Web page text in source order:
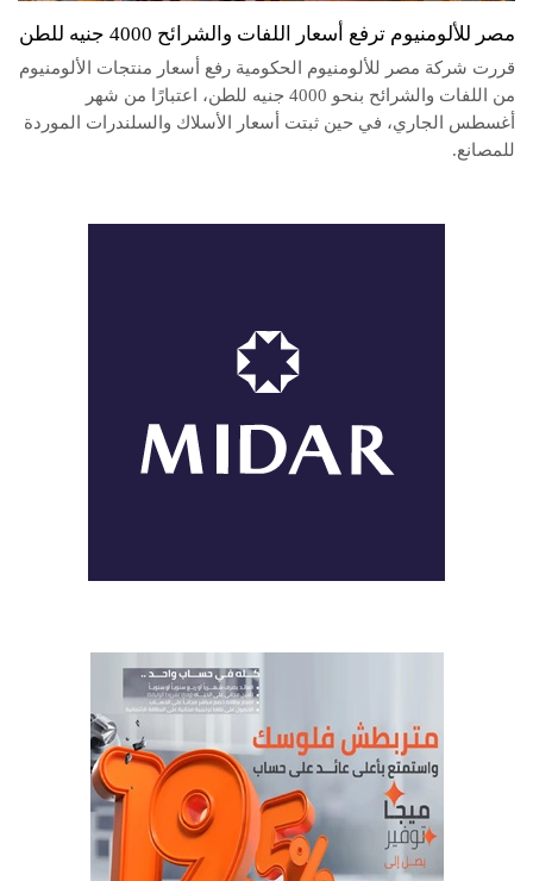
مصر للألومنيوم ترفع أسعار اللفات والشرائح 4000 جنيه للطن
قررت شركة مصر للألومنيوم الحكومية رفع أسعار منتجات الألومنيوم
من اللفات والشرائح بنحو 4000 جنيه للطن، اعتبارًا من شهر
أغسطس الجاري، في حين ثبتت أسعار الأسلاك والسلندرات الموردة
للمصانع.